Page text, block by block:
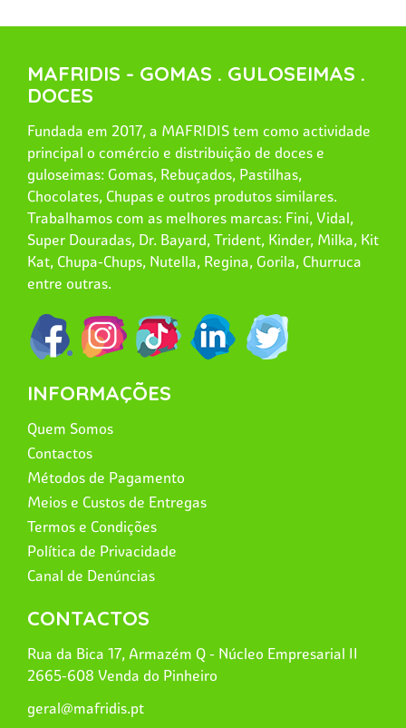
MAFRIDIS - GOMAS . GULOSEIMAS .
DOCES
Fundada em 2017, a MAFRIDIS tem como actividade
principal o comércio e distribuição de doces e
guloseimas: Gomas, Rebuçados, Pastilhas,
Chocolates, Chupas e outros produtos similares.
Trabalhamos com as melhores marcas: Fini, Vidal,
Super Douradas, Dr. Bayard, Trident, Kinder, Milka, Kit
Kat, Chupa-Chups, Nutella, Regina, Gorila, Churruca
entre outras.
INFORMAÇÕES
Quem Somos
Contactos
Métodos de Pagamento
Meios e Custos de Entregas
Termos e Condições
Política de Privacidade
Canal de Denúncias
CONTACTOS
Rua da Bica 17, Armazém Q - Núcleo Empresarial II
2665-608 Venda do Pinheiro
geral@mafridis.pt